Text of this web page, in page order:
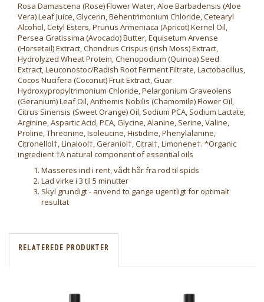
Rosa Damascena (Rose) Flower Water, Aloe Barbadensis (Aloe
Vera) Leaf Juice, Glycerin, Behentrimonium Chloride, Cetearyl
Alcohol, Cetyl Esters, Prunus Armeniaca (Apricot) Kernel Oil,
Persea Gratissima (Avocado) Butter, Equisetum Arvense
(Horsetail) Extract, Chondrus Crispus (Irish Moss) Extract,
Hydrolyzed Wheat Protein, Chenopodium (Quinoa) Seed
Extract, Leuconostoc/Radish Root Ferment Filtrate, Lactobacillus,
Cocos Nucifera (Coconut) Fruit Extract, Guar
Hydroxypropyltrimonium Chloride, Pelargonium Graveolens
(Geranium) Leaf Oil, Anthemis Nobilis (Chamomile) Flower Oil,
Citrus Sinensis (Sweet Orange) Oil, Sodium PCA, Sodium Lactate,
Arginine, Aspartic Acid, PCA, Glycine, Alanine, Serine, Valine,
Proline, Threonine, Isoleucine, Histidine, Phenylalanine,
Citronellol†, Linalool†, Geraniol†, Citral†, Limonene†. *Organic
ingredient †A natural component of essential oils
Masseres ind i rent, vådt hår fra rod til spids
Lad virke i 3 til 5 minutter
Skyl grundigt - anvend to gange ugentligt for optimalt
resultat
RELATEREDE PRODUKTER